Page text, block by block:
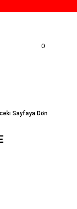
0
Sayfaya Dön